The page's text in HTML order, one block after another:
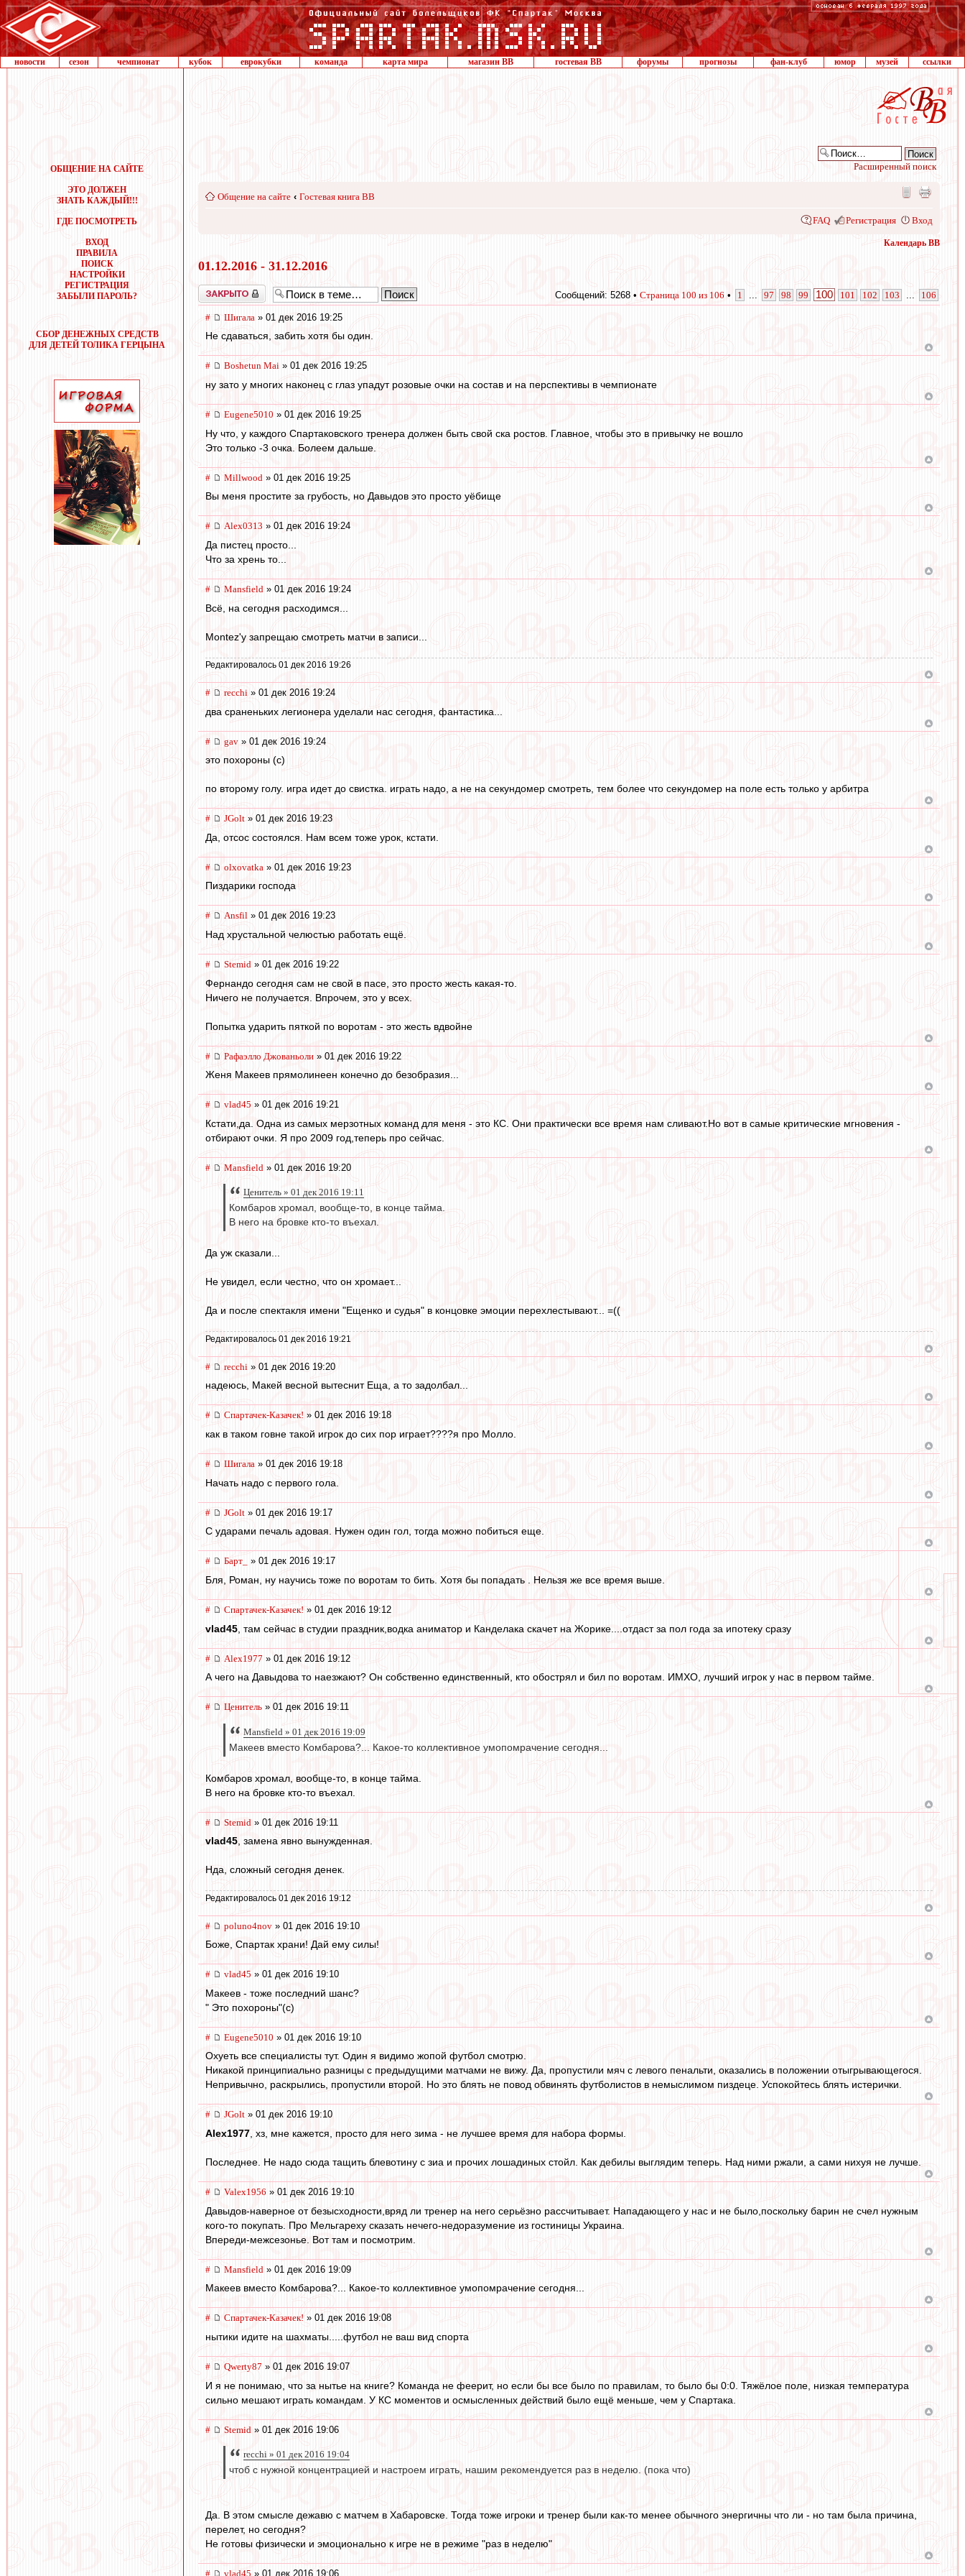
новости сезон чемпионат кубок еврокубки команда карта мира магазин ВВ гостевая ВВ форумы прогнозы фан-клуб юмор музей ссылки
ОБЩЕНИЕ НА САЙТЕ
ЭТО ДОЛЖЕН
ЗНАТЬ КАЖДЫЙ!!!
ГДЕ ПОСМОТРЕТЬ
ВХОД
ПРАВИЛА
ПОИСК
НАСТРОЙКИ
РЕГИСТРАЦИЯ
ЗАБЫЛИ ПАРОЛЬ?
СБОР ДЕНЕЖНЫХ СРЕДСТВ
ДЛЯ ДЕТЕЙ ТОЛИКА ГЕРЦЫНА
Расширенный поиск
Общение на сайте ‹ Гостевая книга ВВ
FAQ Регистрация Вход
Календарь ВВ
01.12.2016 - 31.12.2016
Закрыто Сообщений: 5268 • Страница 100 из 106 • 1 97 98 99 100 101 102 103 106
# Шигала » 01 дек 2016 19:25
Не сдаваться, забить хотя бы один.
# Boshetun Mai » 01 дек 2016 19:25
ну зато у многих наконец с глаз упадут розовые очки на состав и на перспективы в чемпионате
# Eugene5010 » 01 дек 2016 19:25
Ну что, у каждого Спартаковского тренера должен быть свой ска ростов. Главное, чтобы это в привычку не вошло
Это только -3 очка. Болеем дальше.
# Millwood » 01 дек 2016 19:25
Вы меня простите за грубость, но Давыдов это просто уёбище
# Alex0313 » 01 дек 2016 19:24
Да пистец просто...
Что за хрень то...
# Mansfield » 01 дек 2016 19:24
Всё, на сегодня расходимся...
Montez'у запрещаю смотреть матчи в записи...
Редактировалось 01 дек 2016 19:26
# recchi » 01 дек 2016 19:24
два сраненьких легионера уделали нас сегодня, фантастика...
# gav » 01 дек 2016 19:24
это похороны (с)
по второму голу. игра идет до свистка. играть надо, а не на секундомер смотреть, тем более что секундомер на поле есть только у арбитра
# JGolt » 01 дек 2016 19:23
Да, отсос состоялся. Нам всем тоже урок, кстати.
# olxovatka » 01 дек 2016 19:23
Пиздарики господа
# Ansfil » 01 дек 2016 19:23
Над хрустальной челюстью работать ещё.
# Stemid » 01 дек 2016 19:22
Фернандо сегодня сам не свой в пасе, это просто жесть какая-то.
Ничего не получается. Впрочем, это у всех.
Попытка ударить пяткой по воротам - это жесть вдвойне
# Рафаэлло Джованьоли » 01 дек 2016 19:22
Женя Макеев прямолинеен конечно до безобразия...
# vlad45 » 01 дек 2016 19:21
Кстати,да. Одна из самых мерзотных команд для меня - это КС. Они практически все время нам сливают.Но вот в самые критические мгновения -
отбирают очки. Я про 2009 год,теперь про сейчас.
# Mansfield » 01 дек 2016 19:20
Ценитель » 01 дек 2016 19:11
Комбаров хромал, вообще-то, в конце тайма.
В него на бровке кто-то въехал.
Да уж сказали...
Не увидел, если честно, что он хромает...
Да и после спектакля имени "Ещенко и судья" в концовке эмоции перехлестывают... =((
Редактировалось 01 дек 2016 19:21
# recchi » 01 дек 2016 19:20
надеюсь, Макей весной вытеснит Еща, а то задолбал...
# Спартачек-Казачек! » 01 дек 2016 19:18
как в таком говне такой игрок до сих пор играет????я про Молло.
# Шигала » 01 дек 2016 19:18
Начать надо с первого гола.
# JGolt » 01 дек 2016 19:17
С ударами печаль адовая. Нужен один гол, тогда можно побиться еще.
# Барт_ » 01 дек 2016 19:17
Бля, Роман, ну научись тоже по воротам то бить. Хотя бы попадать . Нельзя же все время выше.
# Спартачек-Казачек! » 01 дек 2016 19:12
vlad45 , там сейчас в студии праздник,водка аниматор и Канделака скачет на Жорике....отдаст за пол года за ипотеку сразу
# Alex1977 » 01 дек 2016 19:12
А чего на Давыдова то наезжают? Он собственно единственный, кто обострял и бил по воротам. ИМХО, лучший игрок у нас в первом тайме.
# Ценитель » 01 дек 2016 19:11
Mansfield » 01 дек 2016 19:09
Макеев вместо Комбарова?... Какое-то коллективное умопомрачение сегодня...
Комбаров хромал, вообще-то, в конце тайма.
В него на бровке кто-то въехал.
# Stemid » 01 дек 2016 19:11
vlad45, замена явно вынужденная.
Нда, сложный сегодня денек.
Редактировалось 01 дек 2016 19:12
# poluno4nov » 01 дек 2016 19:10
Боже, Спартак храни! Дай ему силы!
# vlad45 » 01 дек 2016 19:10
Макеев - тоже последний шанс?
" Это похороны"(с)
# Eugene5010 » 01 дек 2016 19:10
Охуеть все специалисты тут. Один я видимо жопой футбол смотрю.
Никакой принципиально разницы с предыдущими матчами не вижу. Да, пропустили мяч с левого пенальти, оказались в положении отыгрывающегося.
Непривычно, раскрылись, пропустили второй. Но это блять не повод обвинять футболистов в немыслимом пиздеце. Успокойтесь блять истерички.
# JGolt » 01 дек 2016 19:10
Alex1977 , хз, мне кажется, просто для него зима - не лучшее время для набора формы.
Последнее. Не надо сюда тащить блевотину с зиа и прочих лошадиных стойл. Как дебилы выглядим теперь. Над ними ржали, а сами нихуя не лучше.
# Valex1956 » 01 дек 2016 19:10
Давыдов-наверное от безысходности,вряд ли тренер на него серьёзно рассчитывает. Нападающего у нас и не было,поскольку барин не счел нужным
кого-то покупать. Про Мельгареху сказать нечего-недоразумение из гостиницы Украина.
Впереди-межсезонье. Вот там и посмотрим.
# Mansfield » 01 дек 2016 19:09
Макеев вместо Комбарова?... Какое-то коллективное умопомрачение сегодня...
# Спартачек-Казачек! » 01 дек 2016 19:08
нытики идите на шахматы.....футбол не ваш вид спорта
# Qwerty87 » 01 дек 2016 19:07
И я не понимаю, что за нытье на книге? Команда не феерит, но если бы все было по правилам, то было бы 0:0. Тяжёлое поле, низкая температура
сильно мешают играть командам. У КС моментов и осмысленных действий было ещё меньше, чем у Спартака.
# Stemid » 01 дек 2016 19:06
recchi » 01 дек 2016 19:04
чтоб с нужной концентрацией и настроем играть, нашим рекомендуется раз в неделю. (пока что)
Да. В этом смысле дежавю с матчем в Хабаровске. Тогда тоже игроки и тренер были как-то менее обычного энергичны что ли - но там была причина,
перелет, но сегодня?
Не готовы физически и эмоционально к игре не в режиме "раз в неделю"
# vlad45 » 01 дек 2016 19:06